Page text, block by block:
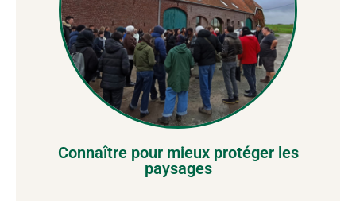
Connaître pour mieux protéger les
paysages